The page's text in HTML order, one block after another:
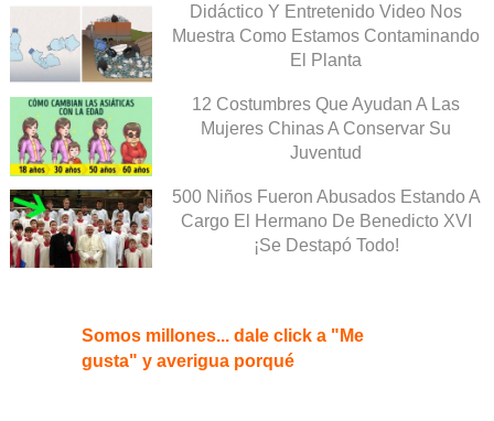
Didáctico Y Entretenido Video Nos
Muestra Como Estamos Contaminando
El Planta
12 Costumbres Que Ayudan A Las
Mujeres Chinas A Conservar Su
Juventud
500 Niños Fueron Abusados Estando A
Cargo El Hermano De Benedicto XVI
¡Se Destapó Todo!
Somos millones... dale click a "Me
gusta" y averigua porqué